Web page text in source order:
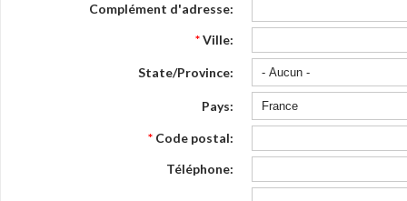
Complément d'adresse:
*Ville:
State/Province:
Pays:
* Code postal:
Téléphone: